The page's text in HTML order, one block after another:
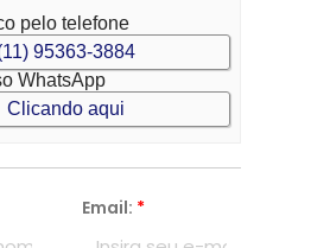
pelo telefone
95363-3884
WhatsApp
Clicando aqui
Email: *